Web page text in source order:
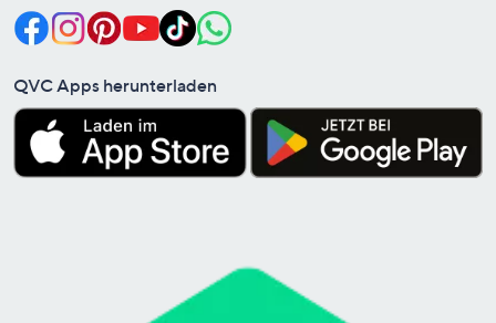
QVC Apps herunterladen